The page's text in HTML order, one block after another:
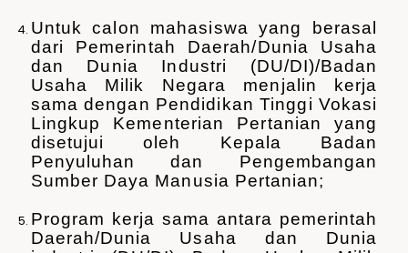
Untuk calon mahasiswa yang berasal
dari Pemerintah Daerah/Dunia Usaha
dan Dunia Industri (DU/DI)/Badan
Usaha Milik Negara menjalin kerja
sama dengan Pendidikan Tinggi Vokasi
Lingkup Kementerian Pertanian yang
disetujui oleh Kepala Badan
Penyuluhan dan Pengembangan
Sumber Daya Manusia Pertanian;
Program kerja sama antara pemerintah
Daerah/Dunia Usaha dan Dunia